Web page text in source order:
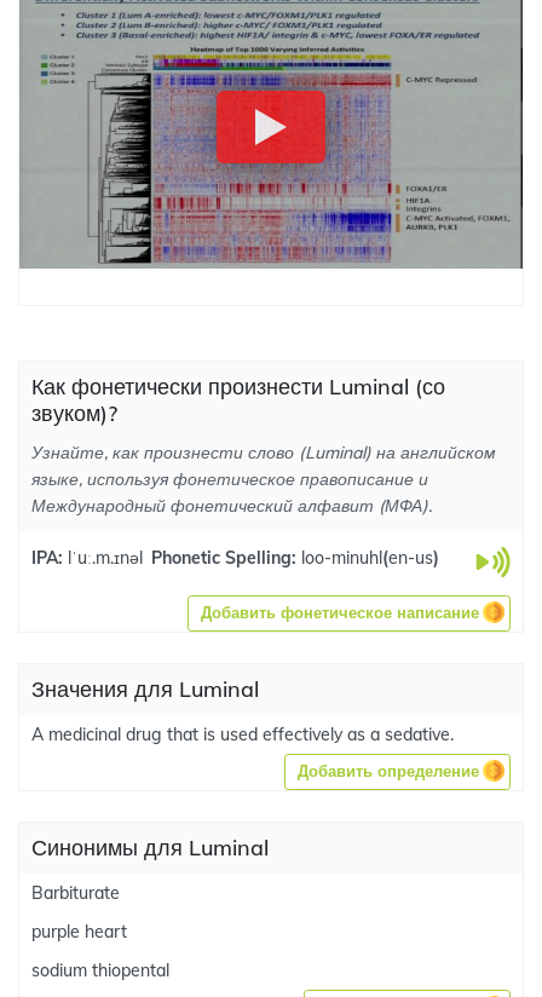
Как фонетически произнести Luminal (со
звуком)?
Узнайте, как произнести слово (Luminal) на английском
языке, используя фонетическое правописание и
Международный фонетический алфавит (МФА).
IPA: lˈuː.m.ɪnəl Phonetic Spelling: loo-minuhl(en-us)
Добавить фонетическое написание
Значения для Luminal
A medicinal drug that is used effectively as a sedative.
Добавить определение
Синонимы для Luminal
Barbiturate
purple heart
sodium thiopental